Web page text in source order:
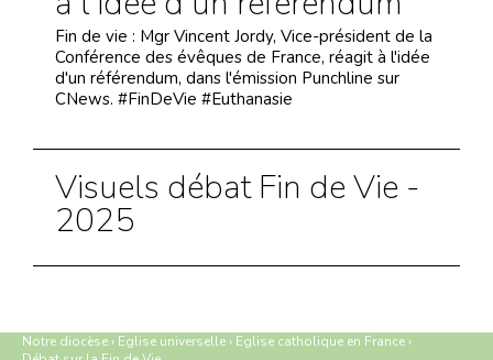
Fin de vie : Mgr Vincent Jordy, Vice-président de la
Conférence des évêques de France, réagit à l'idée
d'un référendum, dans l'émission Punchline sur
CNews. #FinDeVie #Euthanasie
Visuels débat Fin de Vie -
2025
Notre diocèse › Eglise universelle › Eglise catholique en France ›